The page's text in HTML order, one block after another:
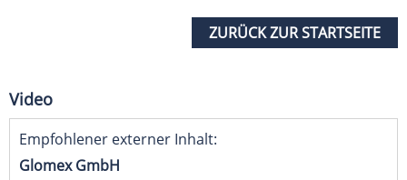
ZURÜCK ZUR STARTSEITE
Video
Empfohlener externer Inhalt:
Glomex GmbH